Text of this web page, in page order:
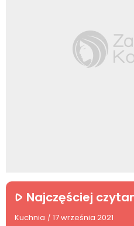
Najczęściej
Kuchnia / 17 września 2021